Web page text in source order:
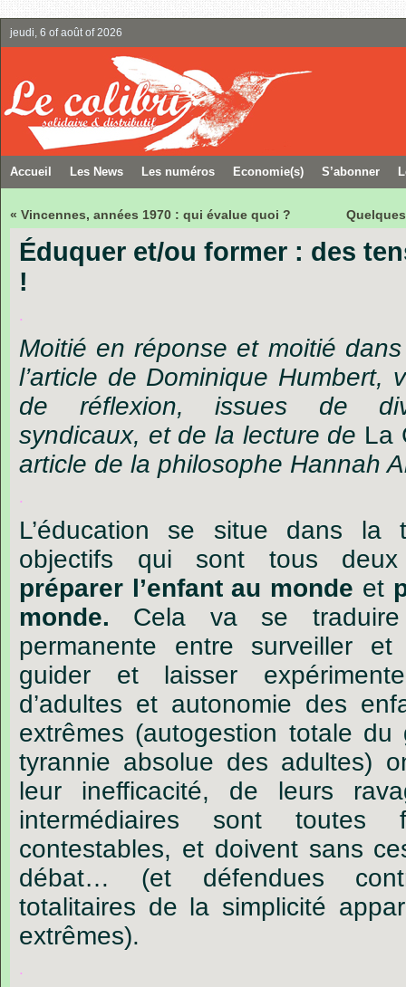
jeudi, 6 of août of 2026
Accueil Les News Les numéros Economie(s) S’abonner
« Vincennes, années 1970 : qui évalue quoi ?
Éduquer et/ou former : des
!
.
Moitié en réponse et moitié dans
l’article de Dominique Humbert,
de
réflexion, issues de
syndicaux, et de la lecture de La
article de la philosophe Hannah
.
L’éducation se situe dans la
objectifs
qui sont tous
deux
préparer l’enfant au monde et
monde.
Cela va se
traduire
permanente
entre surveiller
et
guider
et laisser
d’adultes et autonomie des
extrêmes (autogestion totale du
tyrannie absolue des adultes)
leur
inefficacité, de leurs
intermédiaires
sont toutes
contestables, et doivent sans
débat… (et défendues
totalitaires de la simplicité
extrêmes).
.